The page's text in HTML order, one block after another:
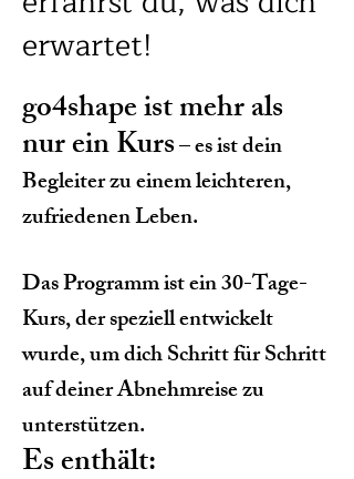
erwartet!
go4shape ist mehr als
nur ein Kurs– es ist dein
Begleiter zu einem leichteren,
zufriedenen Leben.
Das Programm ist ein 30-Tage-
Kurs, der speziell entwickelt
wurde, um dich Schritt für Schritt
auf deiner Abnehmreise zu
unterstützen.
Es enthält: